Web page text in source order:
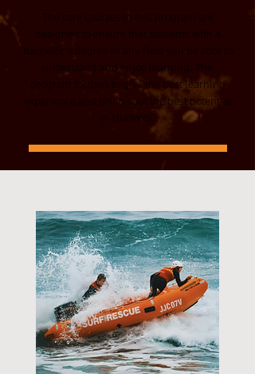
The core courses in this program are
designed to ensure that students with a
bachelor’s degree in any field will be able to
understand and enjoy learning. The
program focuses to give the best learning
experience and brings out the best potential
in students.